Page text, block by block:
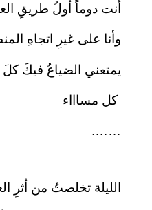
أنت دوماً أولُ طريقِ
وأنا على غيرِ اتجاهِ
يمتعني الضياعُ فيكَ
كل مساااء
…….
الليلة تخلصتُ من أثرِ